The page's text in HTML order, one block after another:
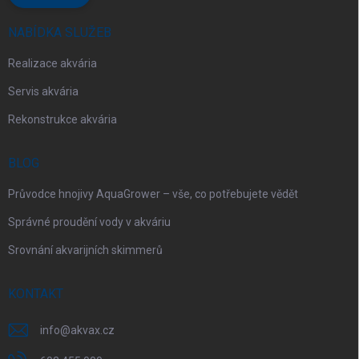
NABÍDKA SLUŽEB
Realizace akvária
Servis akvária
Rekonstrukce akvária
BLOG
Průvodce hnojivy AquaGrower – vše, co potřebujete vědět
Správné proudění vody v akváriu
Srovnání akvarijních skimmerů
KONTAKT
info@akvax.cz